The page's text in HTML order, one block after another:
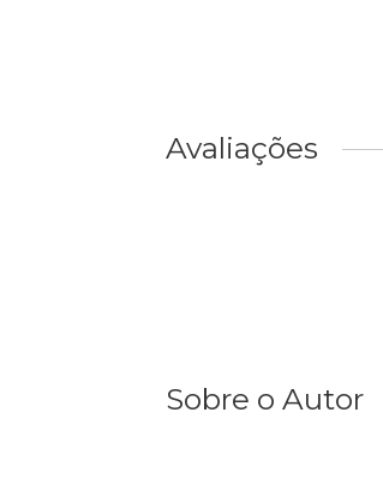
Avaliações
Sobre o Autor